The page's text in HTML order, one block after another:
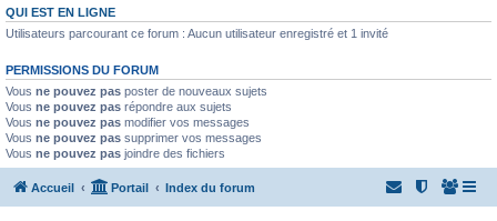
QUI EST EN LIGNE
Utilisateurs parcourant ce forum : Aucun utilisateur enregistré et 1 invité
PERMISSIONS DU FORUM
Vous ne pouvez pas poster de nouveaux sujets
Vous ne pouvez pas répondre aux sujets
Vous ne pouvez pas modifier vos messages
Vous ne pouvez pas supprimer vos messages
Vous ne pouvez pas joindre des fichiers
Accueil Portail Index du forum